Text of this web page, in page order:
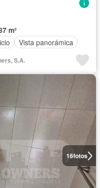
m²
Vista panorámica
S.A.
16fotos